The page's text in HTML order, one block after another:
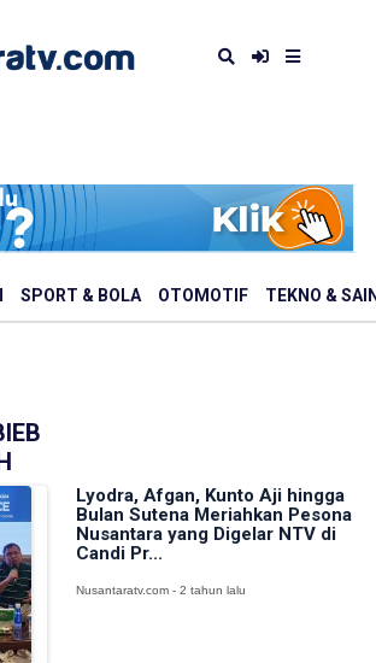
SPORT & BOLA OTOMOTIF TEKNO &
Lyodra, Afgan, Kunto Aji hingga
Bulan Sutena Meriahkan Pesona
Nusantara yang Digelar NTV di
Candi Pr...
Nusantaratv.com - 2 tahun lalu